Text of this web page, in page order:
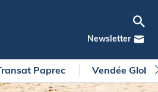
Newsletter
Paprec Vendée Globe